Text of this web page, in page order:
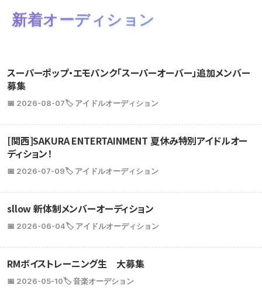
新着オーディション
スーパーポップ・エモパンク「スーパーオーバー」追加メンバー
募集
📅 2026-08-07🏷️ アイドルオーディション
[関西]SAKURA ENTERTAINMENT 夏休み特別アイドルオー
ディション！
📅 2026-07-09🏷️ アイドルオーディション
sllow 新体制メンバーオーディション
📅 2026-06-04🏷️ アイドルオーディション
RMボイストレーニング生 大募集
📅 2026-05-10🏷️ 音楽オーデション